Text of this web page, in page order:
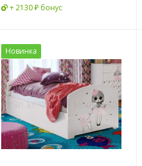
+ 2130 ₽ бонус
Новинка